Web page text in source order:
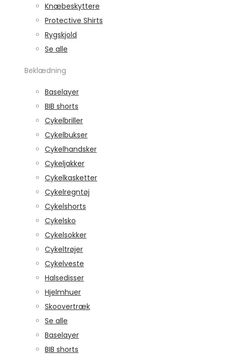
Knæbeskyttere
Protective Shirts
Rygskjold
Se alle
Beklædning
Baselayer
BIB shorts
Cykelbriller
Cykelbukser
Cykelhandsker
Cykeljakker
Cykelkasketter
Cykelregntøj
Cykelshorts
Cykelsko
Cykelsokker
Cykeltrøjer
Cykelveste
Halsedisser
Hjelmhuer
Skoovertræk
Se alle
Baselayer
BIB shorts